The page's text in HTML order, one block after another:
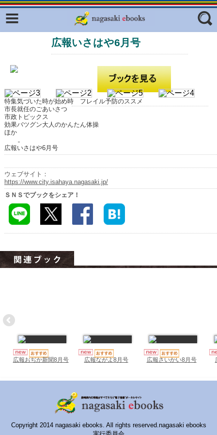
フリーワード
ジャンル
広報いさはや6月号
特集気づいた時が始め時 フレイル予防のススメ
市長就任のごあいさつ
市政トピックス
効果バツグン大人のかんたん体操
ほか
広報いさはや6月号
ウェブサイト：
https://www.city.isahaya.nagasaki.jp/
ＳＮＳでブックをシェア！
広報おぢか新聞8月号 広報ながよ8月号 広報さいかい8月号
Copyright 2014 nagasaki ebooks. All rights reserved.nagasaki ebooks
Facebook
ふくいろキラリプロジェクト
ラリー（TOKYO Brochures）
はじめてご利用される方へ
コンテンツ
明治日本の産業革命遺産
長崎と天草地方の潜伏キリシタン
関連遺産
大学・専門学校ナビ
ハイスクールナビ
いきebooks
みなみしまばらebooks
はさみebooks
ながさき市ebooks
さいかいイーブックス